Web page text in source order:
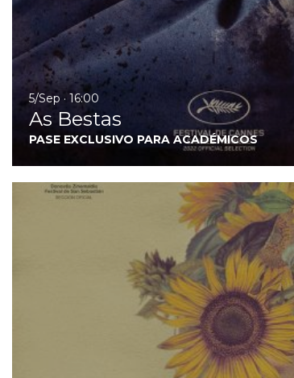
5/Sep · 16:00
As Bestas
PASE EXCLUSIVO PARA ACADÉMICOS